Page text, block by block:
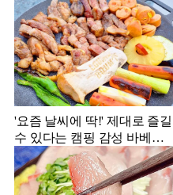
'요즘 날씨에 딱!' 제대로 즐길
수 있다는 캠핑 감성 바베큐
맛집 4